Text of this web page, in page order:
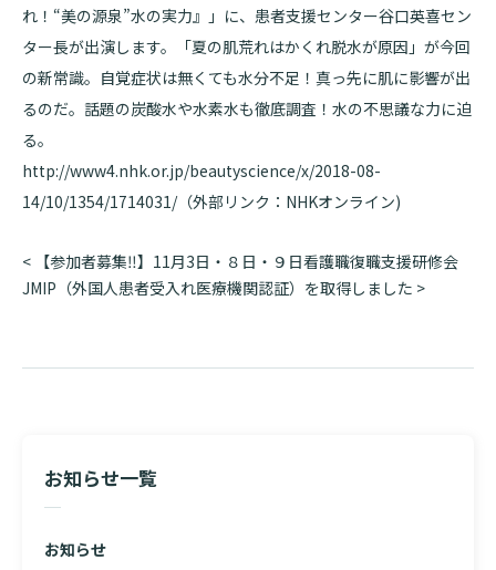
当院のご紹介トップ
施設概要と沿革
情報公開
臨床研究に関する情報公開について（オプトアウト）
ご来院される方へ
ご来院される方へトップ
外来について
初診の方へ
再診の方へ
入院が決まったら
入院のお会計について
診療科・センター・部門
医療機関・医療者の方へ
医療機関様からのよくあるご質問
連携登録医制度
お知らせ
ご寄付のお願い
れ！“美の源泉”水の実力』」に、 患者支援センター谷口英喜セン
ター長が出演します。「夏の肌荒れはかくれ脱水が原因」が今回
の新常識。自覚症状は無くても水分不足！真っ先に肌に影響が出
るのだ。話題の炭酸水や水素水も徹底調査！水の不思議な力に迫
る。
http://www4.nhk.or.jp/beautyscience/x/2018-08-
14/10/1354/1714031/（外部リンク：NHKオンライン)
投
稿
ゲ
< 【参加者募集‼︎】11月3日・８日・９日看護職復職支援研修会
JMIP（外国人患者受入れ医療機関認証）を取得しました >
お知らせ一覧
お知らせ